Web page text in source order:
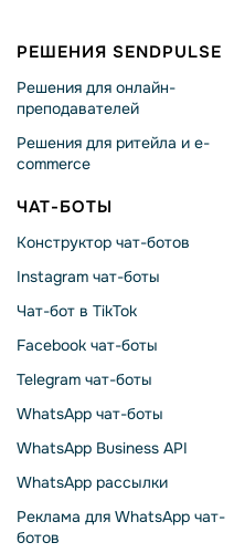
РЕШЕНИЯ SENDPULSE
Решения для онлайн-
преподавателей
Решения для ритейла и e-
commerce
ЧАТ-БОТЫ
Конструктор чат-ботов
Instagram чат-боты
Чат-бот в TikTok
Facebook чат-боты
Telegram чат-боты
WhatsApp чат-боты
WhatsApp Business API
WhatsApp рассылки
Реклама для WhatsApp чат-
ботов